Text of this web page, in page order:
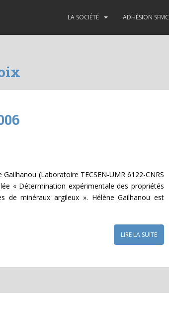
LA SOCIÉTÉ ADHÉSION SFMC
(Laboratoire TECSEN-UMR 6122-CNRS
« Détermination expérimentale des propriétés
de minéraux argileux ». Hélène Gailhanou est
LIRE LA SUITE